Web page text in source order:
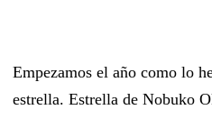
Empezamos el año como lo
estrella. Estrella de Nobuko